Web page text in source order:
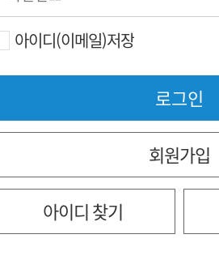
아이디(이메일)저장
회원가입
아이디 찾기